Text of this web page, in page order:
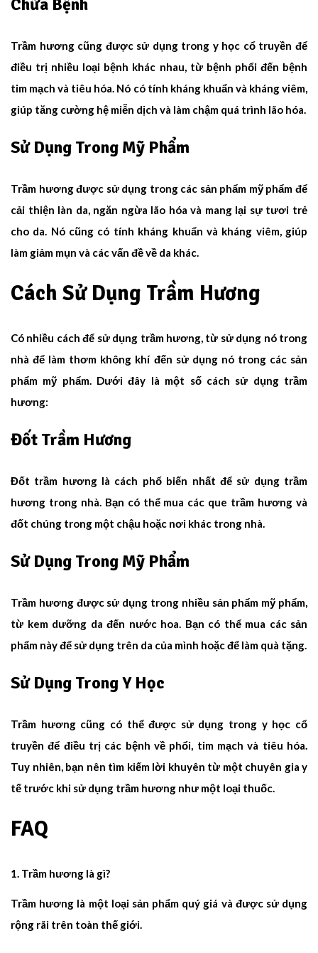
Chữa Bệnh
Trầm hươngcũng được sử dụng trong y học cổ truyền để
điều trị nhiều loại bệnh khác nhau, từ bệnh phổi đến bệnh
tim mạch và tiêu hóa. Nó có tính kháng khuẩn và kháng viêm,
giúp tăng cường hệ miễn dịch và làm chậm quá trình lão hóa.
Sử Dụng Trong Mỹ Phẩm
Trầm hương được sử dụng trong các sản phẩm mỹ phẩm để
cải thiện làn da, ngăn ngừa lão hóa và mang lại sự tươi trẻ
cho da. Nó cũng có tính kháng khuẩn và kháng viêm, giúp
làm giảm mụn và các vấn đề về da khác.
Cách Sử Dụng Trầm Hương
Có nhiều cách để sử dụng trầm hương, từ sử dụng nó trong
nhà để làm thơm không khí đến sử dụng nó trong các sản
phẩm mỹ phẩm. Dưới đây là một số cách sử dụng trầm
hương:
Đốt Trầm Hương
Đốt trầm hương là cách phổ biến nhất để sử dụng trầm
hương trong nhà. Bạn có thể mua các que trầm hương và
đốt chúng trong một chậu hoặc nơi khác trong nhà.
Sử Dụng Trong Mỹ Phẩm
Trầm hương được sử dụng trong nhiều sản phẩm mỹ phẩm,
từ kem dưỡng da đến nước hoa. Bạn có thể mua các sản
phẩm này để sử dụng trên da của mình hoặc để làm quà tặng.
Sử Dụng Trong Y Học
Trầm hương cũng có thể được sử dụng trong y học cổ
truyền để điều trị các bệnh về phổi, tim mạch và tiêu hóa.
Tuy nhiên, bạn nên tìm kiếm lời khuyên từ một chuyên gia y
tế trước khi sử dụng trầm hương như một loại thuốc.
FAQ
Trầm hương là gì?
Trầm hương là một loại sản phẩm quý giá và được sử dụng
rộng rãi trên toàn thế giới.